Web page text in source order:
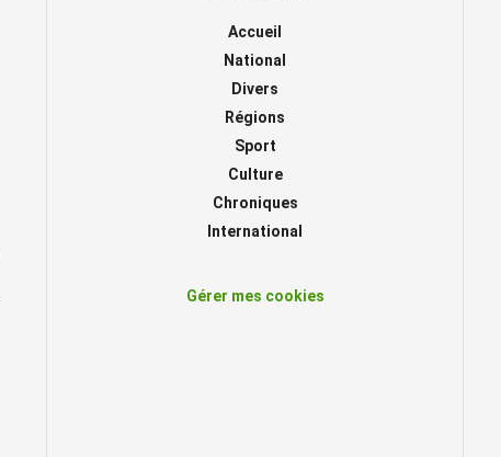
Accueil
National
Divers
Régions
Sport
Culture
Chroniques
International
Gérer mes cookies